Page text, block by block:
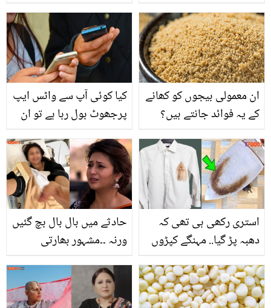
رہی ہے اور اس پراداکارہ نے
کیا ردعمل دیا؟ دیکھیں
خراب بالوں کو ٹھیک کرنے
میں یہ کیسے مدد کرسکتا
ہے
کیا کوئی آپ سے واٹس ایپ
پرجھوٹ بول رہا ہے تو ان
پکڑسکتے ہیں
ان معمولی بیجوں کو کھانے
کے یہ فوائد جانتے ہیں؟
حادثے میں بال بال بچ گئیں
ورنہ ۔۔مشہور بھارتی
شکار ہوگئیں، کتنا بڑا
نقصان ہوگیا؟ شوہر نے
استری رکھی ہی تھی کہ
دھبہ پڑ گیا.. مہنگے کپڑوں
کیسے مٹائیں؟